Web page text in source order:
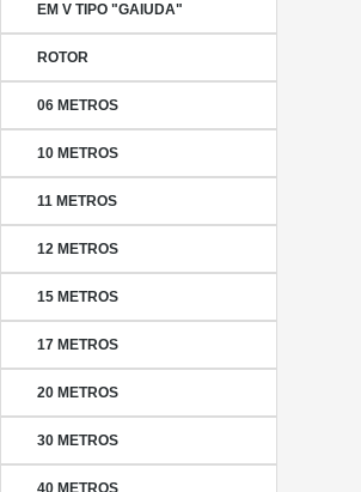
EM V TIPO "GAIUDA"
ROTOR
06 METROS
10 METROS
11 METROS
12 METROS
15 METROS
17 METROS
20 METROS
30 METROS
40 METROS